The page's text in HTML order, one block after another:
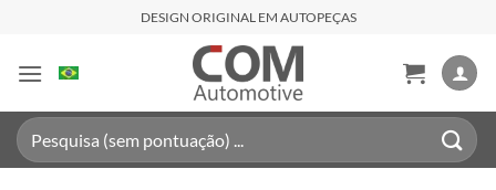
contenido
DESIGN ORIGINAL EM AUTOPEÇAS
Buscar
por: